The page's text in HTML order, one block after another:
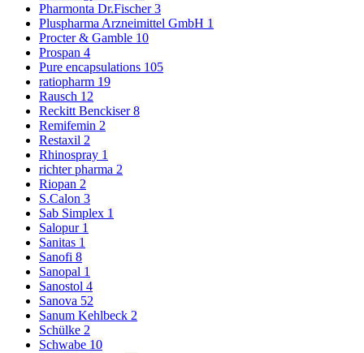
Pharmonta Dr.Fischer3
Pluspharma Arzneimittel GmbH 1
Procter & Gamble 10
Prospan 4
Pure encapsulations 105
ratiopharm 19
Rausch 12
Reckitt Benckiser8
Remifemin 2
Restaxil 2
Rhinospray 1
richter pharma 2
Riopan 2
S.Calon 3
Sab Simplex 1
Salopur 1
Sanitas 1
Sanofi 8
Sanopal 1
Sanostol 4
Sanova 52
Sanum Kehlbeck 2
Schülke 2
Schwabe 10